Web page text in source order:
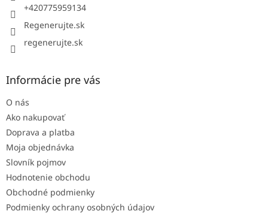
+420775959134
Regenerujte.sk
regenerujte.sk
Informácie pre vás
O nás
Ako nakupovať
Doprava a platba
Moja objednávka
Slovník pojmov
Hodnotenie obchodu
Obchodné podmienky
Podmienky ochrany osobných údajov